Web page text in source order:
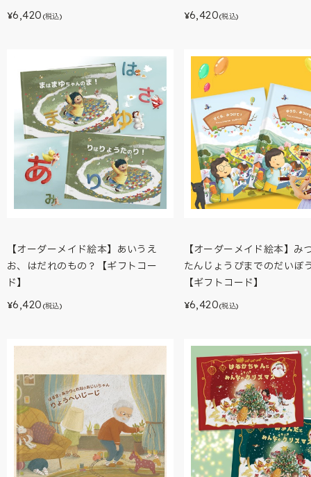
¥6,420 (税込) ¥6,420(税込)
【オーダーメイド絵本】あいうえ
お、はだれのもの？【ギフトコー
ド】
¥6,420 (税込)
【オーダーメイド絵本】み
たんじょうびまでのだいぼ
【ギフトコード】
¥6,420(税込)